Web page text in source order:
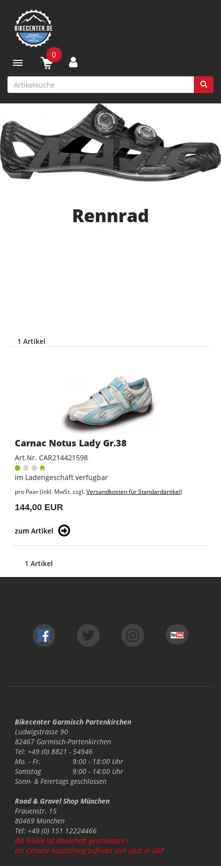
Toggle navigation
0
Rennrad
1 Artikel
Carnac Notus Lady Gr.38
Art.Nr. CAR214421598
im Ladengeschäft verfügbar
pro Paar (inkl. MwSt. zzgl.Versandkosten für Standardartikel)
144,00 EUR
zum Artikel
1 Artikel
Bikecenter Garmisch Partenkirchen
Ludwigstrasse 90
82467 Garmisch-Partenkirchen
Tel: +49 (0) 8821 - 54946
Mo. - Fr.
9:00 - 18:00 Uhr
Samstag
9:00 - 14:00 Uhr
Sonn- & Feiertags geschlossen
Road & Gravel Shop München
Frauenstr. 15
80469 München
Tel: +49 (0) 151 12224466
die Filiale ist dauerhaft geschlossen !
die Cervelo Ausstellung befindet sich jetzt in GAP